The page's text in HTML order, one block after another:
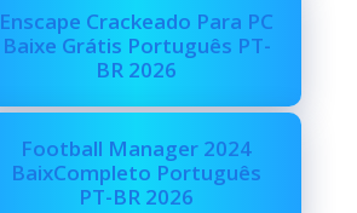
Enscape Crackeado Para PC
Baixe Grátis Português PT-
BR 2026
Football Manager 2024
BaixCompleto Português
PT-BR 2026